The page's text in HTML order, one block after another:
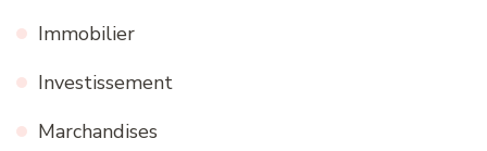
Immobilier
Investissement
Marchandises